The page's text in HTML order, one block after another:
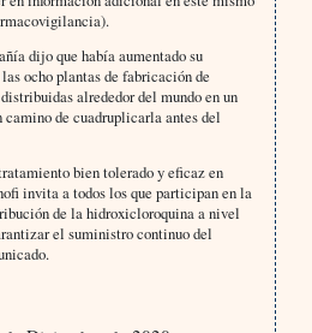
dijo que había aumentado su
ocho plantas de fabricación de
alrededor del mundo en un
camino de cuadruplicarla antes del
bien tolerado y eficaz en
invita a todos los que participan en la
de la hidroxicloroquina a nivel
el suministro continuo del